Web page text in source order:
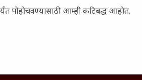
पोहोचवण्यासाठी आम्ही कटिबद्ध आहोत.